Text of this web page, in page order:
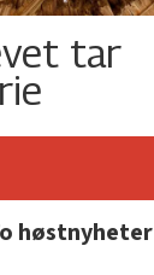
tar